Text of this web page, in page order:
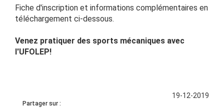
Fiche d'inscription et informations complémentaires en
téléchargement ci-dessous.
Venez pratiquer des sports mécaniques avec
l'UFOLEP!
19-12-2019
Partager sur :